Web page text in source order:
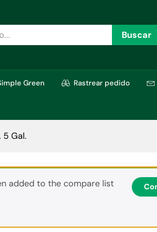
Buscar
Green Rastrear pedido
5 Gal.
added to the compare list